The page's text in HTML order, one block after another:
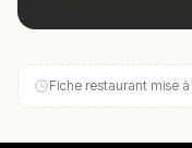
Fiche restaurant mise